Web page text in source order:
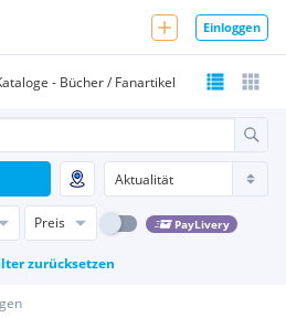
Einloggen
- Bücher / Fanartikel
Preis PayLivery
zurücksetzen